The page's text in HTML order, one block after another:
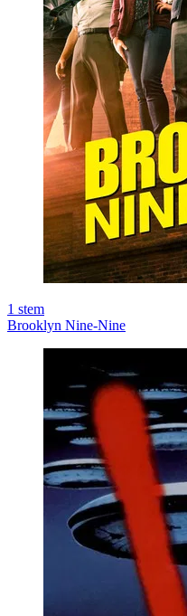
1 stem
Brooklyn Nine-Nine